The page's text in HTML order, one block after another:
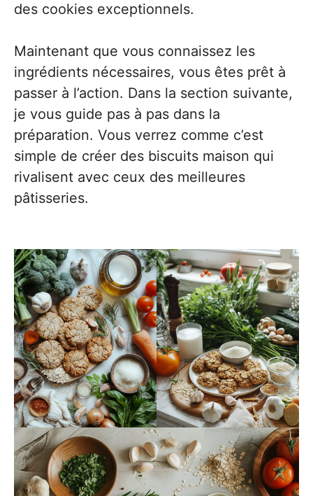
des cookies exceptionnels.
Maintenant que vous connaissez les
ingrédients nécessaires, vous êtes prêt à
passer à l’action. Dans la section suivante,
je vous guide pas à pas dans la
préparation. Vous verrez comme c’est
simple de créer des biscuits maison qui
rivalisent avec ceux des meilleures
pâtisseries.